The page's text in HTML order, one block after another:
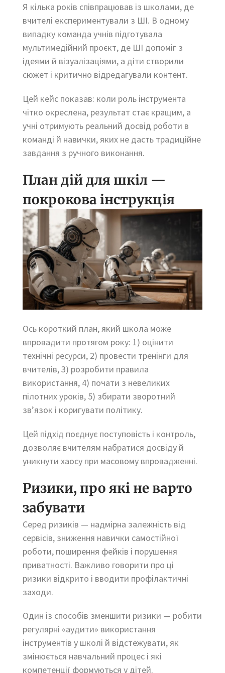
Я кілька років співпрацював із школами, де
вчителі експериментували з ШІ. В одному
випадку команда учнів підготувала
мультимедійний проєкт, де ШІ допоміг з
ідеями й візуалізаціями, а діти створили
сюжет і критично відредагували контент.
Цей кейс показав: коли роль інструмента
чітко окреслена, результат стає кращим, а
учні отримують реальний досвід роботи в
команді й навички, яких не дасть традиційне
завдання з ручного виконання.
План дій для шкіл —
покрокова інструкція
Ось короткий план, який школа може
впровадити протягом року: 1) оцінити
технічні ресурси, 2) провести тренінги для
вчителів, 3) розробити правила
використання, 4) почати з невеликих
пілотних уроків, 5) збирати зворотний
зв’язок і коригувати політику.
Цей підхід поєднує поступовість і контроль,
дозволяє вчителям набратися досвіду й
уникнути хаосу при масовому впровадженні.
Ризики, про які не варто
забувати
Серед ризиків — надмірна залежність від
сервісів, зниження навички самостійної
роботи, поширення фейків і порушення
приватності. Важливо говорити про ці
ризики відкрито і вводити профілактичні
заходи.
Один із способів зменшити ризики — робити
регулярні «аудити» використання
інструментів у школі й відстежувати, як
змінюється навчальний процес і які
компетенції формуються у дітей.